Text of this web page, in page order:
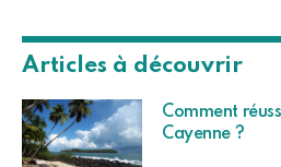
Articles à découvrir
Comment
Cayenne ?